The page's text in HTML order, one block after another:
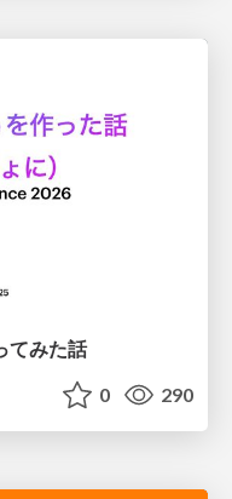
てみた話
0 290